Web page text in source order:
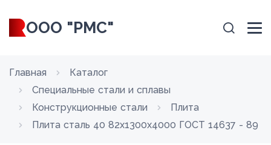
ООО "РМС"
Главная
Каталог
Специальные стали и сплавы
Конструкционные стали
Плита
Плита сталь 40 82x1300x4000 ГОСТ 14637 - 89